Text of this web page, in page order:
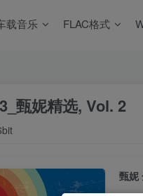
载音乐 FLAC格式
甄妮精选, Vol. 2
甄妮